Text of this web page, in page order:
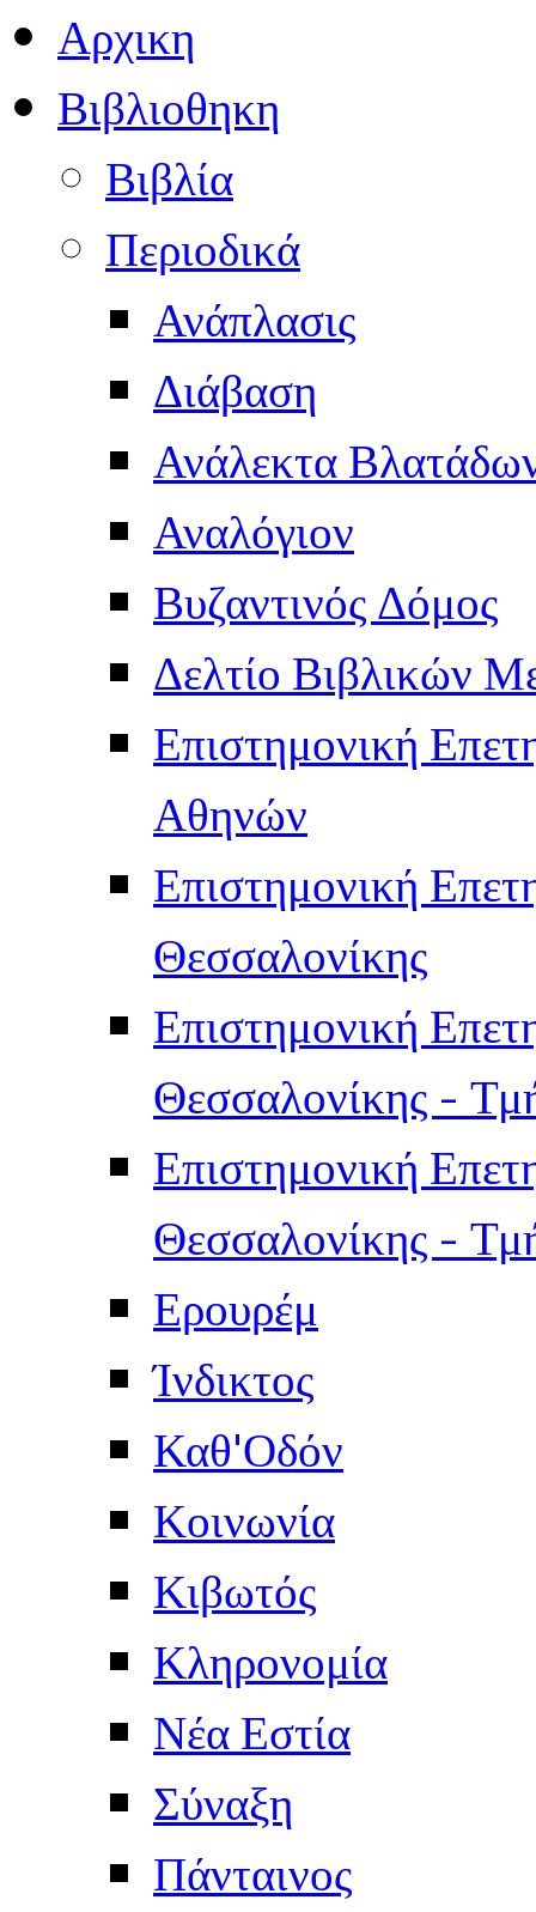
Αρχικη
Βιβλιοθηκη
Βιβλία
Περιοδικά
Ανάπλασις
Διάβαση
Ανάλεκτα
Αναλόγιον
Βυζαντινός Δόμος
Δελτίο Βιβλικών
Επιστημονική
Αθηνών
Επιστημονική
Θεσσαλονίκης
Επιστημονική
Θεσσαλονίκης -
Επιστημονική
Θεσσαλονίκης -
Ερουρέμ
Ίνδικτος
Καθ'Οδόν
Κοινωνία
Κιβωτός
Κληρονομία
Νέα Εστία
Σύναξη
Πάνταινος